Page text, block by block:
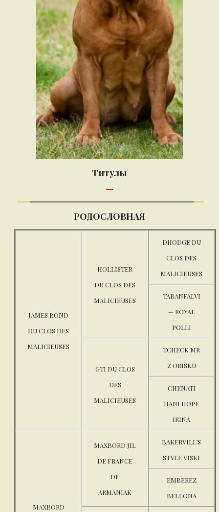
Титулы
—
РОДОСЛОВНАЯ
JAMES BOND
DU CLOS DES
MALICIEUSES
HOLLISTER
DU CLOS DES
MALICIEUSES
DHODGE DU
CLOS DES
MALICIEUSES
TABANFALVI
— ROYAL
POLLI
GTI DU CLOS
DES
MALICIEUSES
TCHECK MR
Z ORISKU
CHENATI
HANI HOPE
IRINA
MAXBORD
MAXBORD JIL
DE FRANCE
DE
ARMANIAK
BAKERVILL’S
STYLE VISKI
EMBEREZ
BELLONA